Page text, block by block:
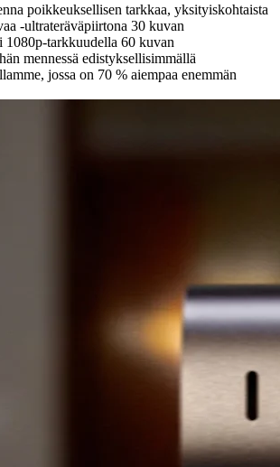
poikkeuksellisen tarkkaa, yksityiskohtaista
-ultrateräväpiirtona 30 kuvan
1080p-tarkkuudella 60 kuvan
mennessä edistyksellisimmällä
jossa on 70 % aiempaa enemmän